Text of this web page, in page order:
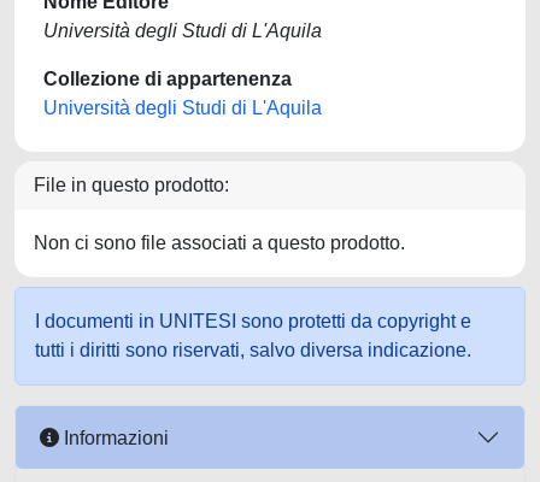
Università degli Studi di L'Aquila
Collezione di appartenenza
Università degli Studi di L'Aquila
File in questo prodotto:
Non ci sono file associati a questo prodotto.
I documenti in UNITESI sono protetti da copyright e
tutti i diritti sono riservati, salvo diversa indicazione.
Informazioni